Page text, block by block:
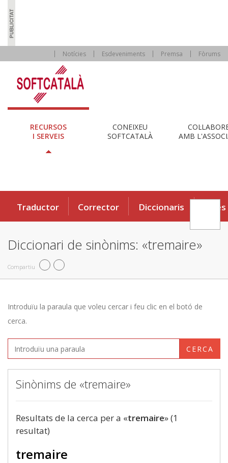
Notícies Esdeveniments Premsa Fòrums
RECURSOS
I SERVEIS
CONEIXEU
SOFTCATALÀ
AMB
Traductor Corrector Diccionaris Eines
Diccionari de sinònims: «tremaire»
Compartiu
Introduïu la paraula que voleu cercar i feu clic en el botó de
cerca.
CERCA
Sinònims de «tremaire»
Resultats de la cerca per a «tremaire» (1
resultat)
tremaire